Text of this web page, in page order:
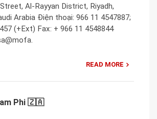
Al-Rayyan District, Riyadh,
Arabia Điện thoại: 966 11 4547887;
(+Ext) Fax: + 966 11 4548844
READ MORE
Phi 🇿🇦